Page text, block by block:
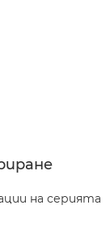
на серията